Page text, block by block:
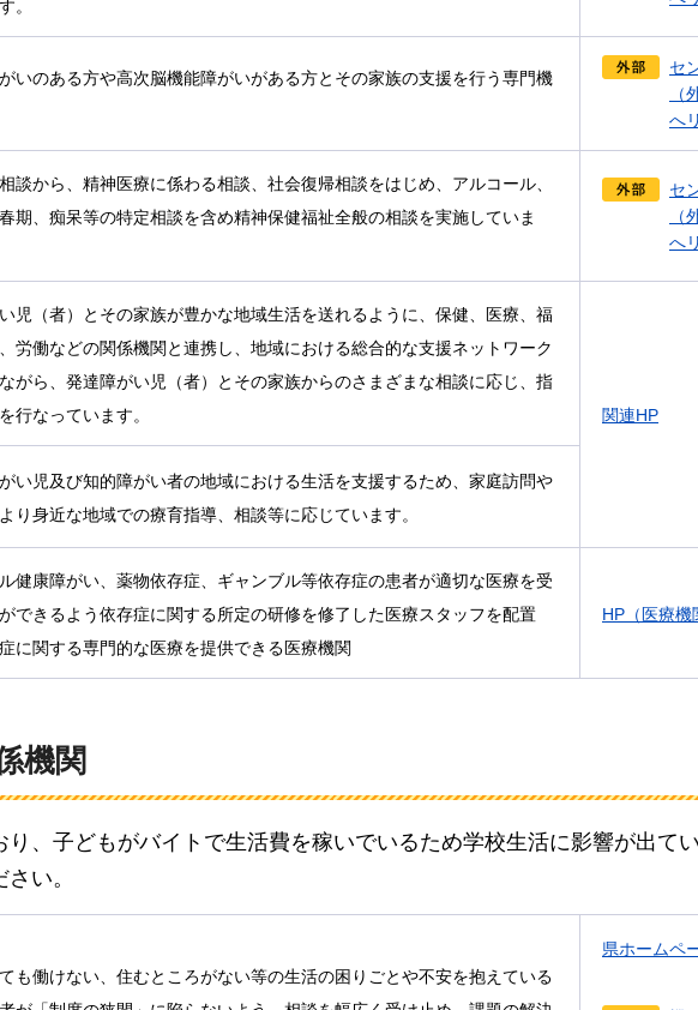
。
いのある方や高次脳機能障がいがある方とその家族の支援を行う専門機
セ
（
へ
談から、精神医療に係わる相談、社会復帰相談をはじめ、アルコール、
期、痴呆等の特定相談を含め精神保健福祉全般の相談を実施していま
セ
（
へ
児（者）とその家族が豊かな地域生活を送れるように、保健、医療、福
労働などの関係機関と連携し、地域における総合的な支援ネットワーク
がら、発達障がい児（者）とその家族からのさまざまな相談に応じ、指
行なっています。
関連HP
い児及び知的障がい者の地域における生活を支援するため、家庭訪問や
り身近な地域での療育指導、相談等に応じています。
健康障がい、薬物依存症、ギャンブル等依存症の患者が適切な医療を受
できるよう依存症に関する所定の研修を修了した医療スタッフを配置
に関する専門的な医療を提供できる医療機関
HP（医療機
機関
、子どもがバイトで生活費を稼いでいるため学校生活に影響が出て
い。
も働けない、住むところがない等の生活の困りごとや不安を抱えている
県ホームペ